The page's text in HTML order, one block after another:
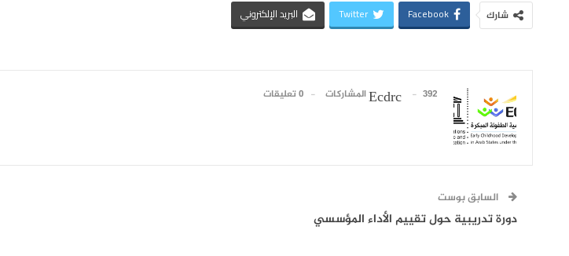
شارك Facebook
Twitter البريد الإلكتروني
Ecdrc 392 المشاركات 0 تعليقات
السابق بوست
دورة تدريبية حول تقييم الأداء المؤسسي